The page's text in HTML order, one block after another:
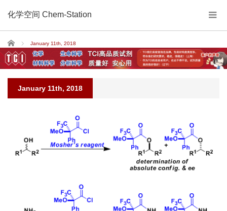
化学空间 Chem-Station
Home January 11th, 2018
January 11th, 2018